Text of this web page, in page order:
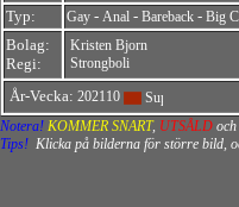
Typ:
Gay - Anal - Bareback - Big
Bolag:
Regi:
Kristen Bjorn
Strongboli
År-Vecka: 202110
Notera! KOMMER SNART, UTSÅLD och
Tips! Klicka på bilderna för större bild,